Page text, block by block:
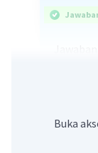
Yuks
Mo =
M 1= Rp.
n = 12
Buka